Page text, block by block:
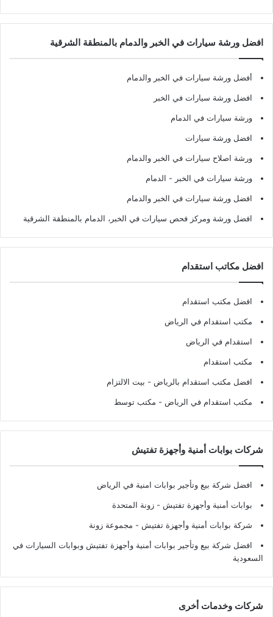
افضل ورشة سيارات في الخبر والدمام بالمنطقة الشرقية
أفضل ورشة سيارات في الخبر والدمام
افضل ورشة سيارات في الخبر
ورشة سيارات في الدمام
افضل ورشة سيارات
ورشة اصلاح سيارات في الخبر والدمام
ورشة سيارات في الخبر - الدمام
افضل ورشة سيارات في الخبر والدمام
افضل ورشة ومركز فحص سيارات في الخبر، الدمام بالمنطقة الشرقية
افضل مكاتب استقدام
افضل مكتب استقدام
مكتب استقدام في الرياض
استقدام في الرياض
مكتب استقدام
افضل مكتب استقدام بالرياض - بيت الالتزام
مكتب استقدام في الرياض - مكتب توسط
شركات بوابات أمنية وأجهزة تفتيش
افضل شركة بيع وتأجير بوابات امنية في الرياض
بوابات أمنية وأجهزة تفتيش - زونة المتحدة
شركة بوابات أمنية وأجهزة تفتيش - مجموعة زونة
افضل شركة بيع وتأجير بوابات أمنية وأجهزة تفتيش وبوابات السيارات في
السعودية
شركات وخدمات أخرى